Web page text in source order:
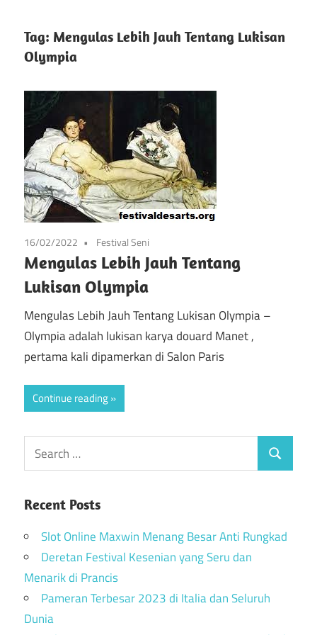
Situs
Festival
Pameran
Kesenian
Prancis
festival
kesenian
di
prancis
mulai
dari
seni,
musik,
dan
lainnya
Tag: Mengulas Lebih Jauh Tentang Lukisan
Olympia
16/02/2022 Festival Seni
Mengulas Lebih Jauh Tentang
Lukisan Olympia
Mengulas Lebih Jauh Tentang Lukisan Olympia –
Olympia adalah lukisan karya douard Manet ,
pertama kali dipamerkan di Salon Paris
Continue reading
Recent Posts
Slot Online Maxwin Menang Besar Anti Rungkad
Deretan Festival Kesenian yang Seru dan
Menarik di Prancis
Pameran Terbesar 2023 di Italia dan Seluruh
Dunia